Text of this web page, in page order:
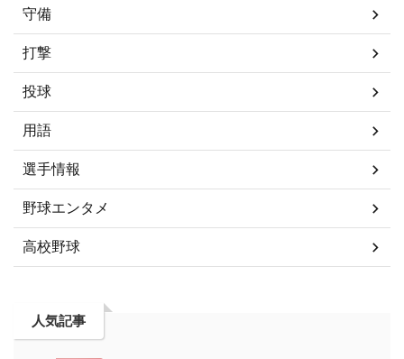
守備
打撃
投球
用語
選手情報
野球エンタメ
高校野球
人気記事